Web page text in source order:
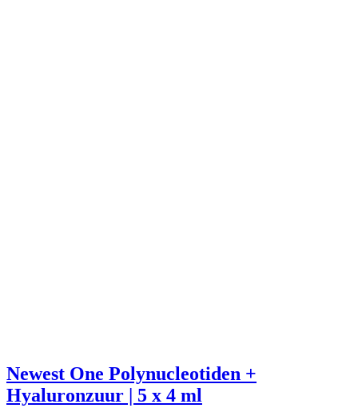
Newest One Polynucleotiden +
Hyaluronzuur | 5 x 4 ml